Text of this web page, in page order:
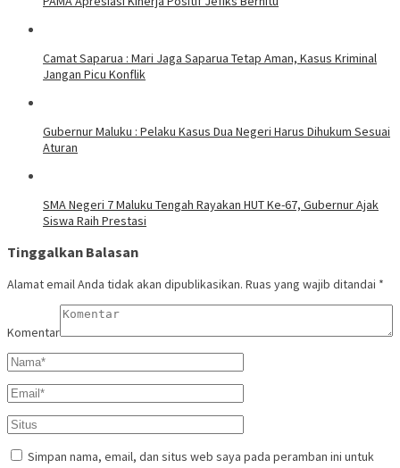
Camat Saparua : Mari Jaga Saparua Tetap Aman, Kasus Kriminal
Jangan Picu Konflik
Gubernur Maluku : Pelaku Kasus Dua Negeri Harus Dihukum Sesuai
Aturan
SMA Negeri 7 Maluku Tengah Rayakan HUT Ke-67, Gubernur Ajak
Siswa Raih Prestasi
Tinggalkan Balasan
Alamat email Anda tidak akan dipublikasikan. Ruas yang wajib ditandai *
Komentar
Simpan nama, email, dan situs web saya pada peramban ini untuk